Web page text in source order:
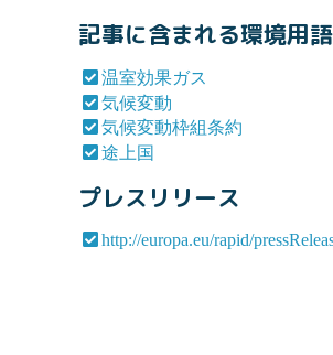
記事に含まれる環境用語
温室効果ガス
気候変動
気候変動枠組条約
途上国
プレスリリース
http://europa.eu/rapid/